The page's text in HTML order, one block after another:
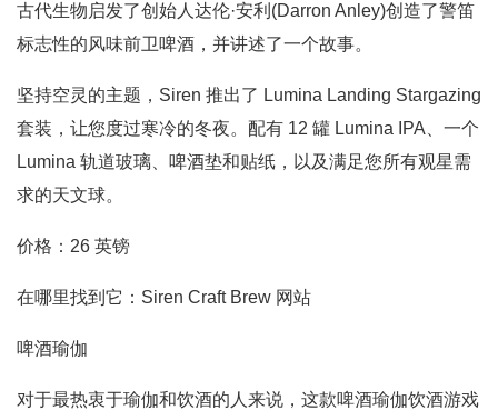
古代生物启发了创始人达伦·安利(Darron Anley)创造了警笛
标志性的风味前卫啤酒，并讲述了一个故事。
坚持空灵的主题，Siren 推出了 Lumina Landing Stargazing
套装，让您度过寒冷的冬夜。配有 12 罐 Lumina IPA、一个
Lumina 轨道玻璃、啤酒垫和贴纸，以及满足您所有观星需
求的天文球。
价格：26 英镑
在哪里找到它：Siren Craft Brew 网站
啤酒瑜伽
对于最热衷于瑜伽和饮酒的人来说，这款啤酒瑜伽饮酒游戏